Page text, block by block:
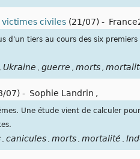
civiles (21/07) -
d'un tiers au cours des six premiers
, Ukraine , guerre , morts ,
07) - Sophie Landrin ,
Une étude vient de calculer pour
, canicules , morts , mortalité ,